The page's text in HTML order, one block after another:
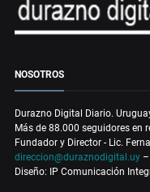
NOSOTROS
Durazno Digital Diario.
Más de 88.000 seguidores en
Fundador y Director - Lic.
direccion@duraznodigital.uy
Diseño: IP Comunicación